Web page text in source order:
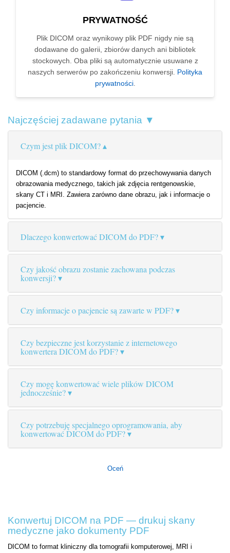
PRYWATNOŚĆ
Plik DICOM oraz wynikowy plik PDF nigdy nie są
dodawane do galerii, zbiorów danych ani bibliotek
stockowych. Oba pliki są automatycznie usuwane z
naszych serwerów po zakończeniu konwersji. Polityka
prywatności.
Najczęściej zadawane pytania ▼
Czym jest plik DICOM?
DICOM (.dcm) to standardowy format do przechowywania danych
obrazowania medycznego, takich jak zdjęcia rentgenowskie,
skany CT i MRI. Zawiera zarówno dane obrazu, jak i informacje o
pacjencie.
Dlaczego konwertować DICOM do PDF?
Czy jakość obrazu zostanie zachowana podczas
konwersji?
Czy informacje o pacjencie są zawarte w PDF?
Czy bezpieczne jest korzystanie z internetowego
konwertera DICOM do PDF?
Czy mogę konwertować wiele plików DICOM
jednocześnie?
Czy potrzebuję specjalnego oprogramowania, aby
konwertować DICOM do PDF?
Oceń
Konwertuj DICOM na PDF — drukuj skany
medyczne jako dokumenty PDF
DICOM to format kliniczny dla tomografii komputerowej, MRI i